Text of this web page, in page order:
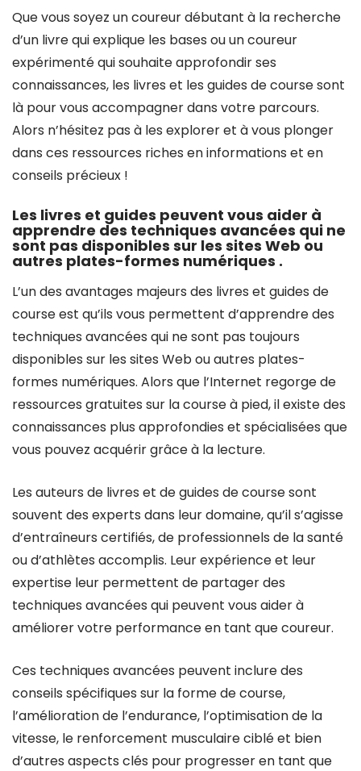
Que vous soyez un coureur débutant à la recherche
d’un livre qui explique les bases ou un coureur
expérimenté qui souhaite approfondir ses
connaissances, les livres et les guides de course sont
là pour vous accompagner dans votre parcours.
Alors n’hésitez pas à les explorer et à vous plonger
dans ces ressources riches en informations et en
conseils précieux !
Les livres et guides peuvent vous aider à
apprendre des techniques avancées qui ne
sont pas disponibles sur les sites Web ou
autres plates-formes numériques .
L’un des avantages majeurs des livres et guides de
course est qu’ils vous permettent d’apprendre des
techniques avancées qui ne sont pas toujours
disponibles sur les sites Web ou autres plates-
formes numériques. Alors que l’Internet regorge de
ressources gratuites sur la course à pied, il existe des
connaissances plus approfondies et spécialisées que
vous pouvez acquérir grâce à la lecture.
Les auteurs de livres et de guides de course sont
souvent des experts dans leur domaine, qu’il s’agisse
d’entraîneurs certifiés, de professionnels de la santé
ou d’athlètes accomplis. Leur expérience et leur
expertise leur permettent de partager des
techniques avancées qui peuvent vous aider à
améliorer votre performance en tant que coureur.
Ces techniques avancées peuvent inclure des
conseils spécifiques sur la forme de course,
l’amélioration de l’endurance, l’optimisation de la
vitesse, le renforcement musculaire ciblé et bien
d’autres aspects clés pour progresser en tant que